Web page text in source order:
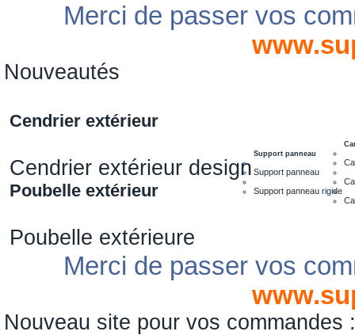
Merci de passer vos
Nouveautés
Cendrier extérieur
Cendrier extérieur design
Poubelle extérieur
Poubelle extérieure
Support panneau
Support panneau
Support panneau rigide
Merci de passer vos
Nouveau site pour vos commandes